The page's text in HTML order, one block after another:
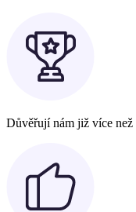
Důvěřují nám již více než